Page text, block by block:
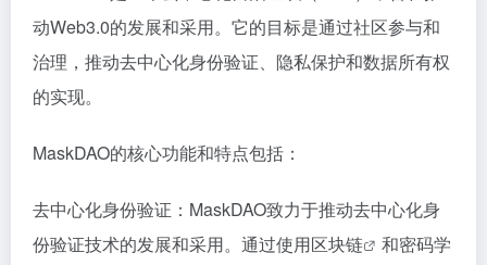
动Web3.0的发展和采用。它的目标是通过社区参与和
治理，推动去中心化身份验证、隐私保护和数据所有权
的实现。
MaskDAO的核心功能和特点包括：
去中心化身份验证：MaskDAO致力于推动去中心化身
份验证技术的发展和采用。通过使用区块链
和密码学